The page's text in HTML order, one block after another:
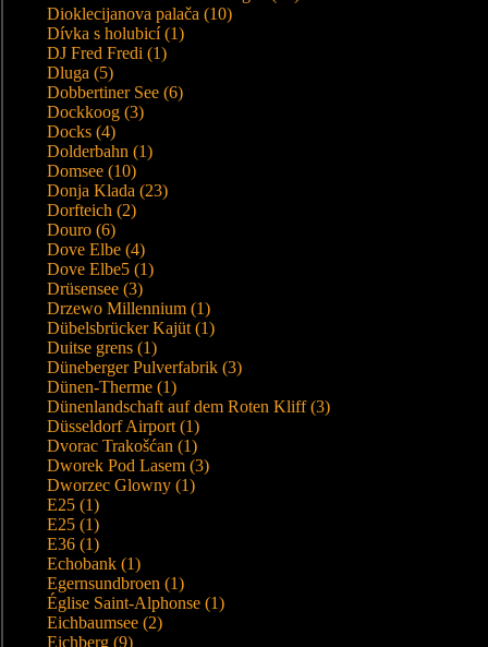
Dioklecijanova palača (10)
Dívka s holubicí (1)
DJ Fred Fredi (1)
Dluga (5)
Dobbertiner See (6)
Dockkoog (3)
Docks (4)
Dolderbahn (1)
Domsee (10)
Donja Klada (23)
Dorfteich (2)
Douro (6)
Dove Elbe (4)
Dove Elbe5 (1)
Drüsensee (3)
Drzewo Millennium (1)
Dübelsbrücker Kajüt (1)
Duitse grens (1)
Düneberger Pulverfabrik (3)
Dünen-Therme (1)
Dünenlandschaft auf dem Roten Kliff (3)
Düsseldorf Airport (1)
Dvorac Trakošćan (1)
Dworek Pod Lasem (3)
Dworzec Glowny (1)
E25 (1)
E25 (1)
E36 (1)
Echobank (1)
Egernsundbroen (1)
Église Saint-Alphonse (1)
Eichbaumsee (2)
Eichberg (9)